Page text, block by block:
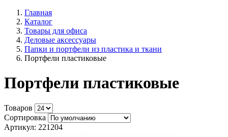
Главная
Каталог
Товары для офиса
Деловые аксессуары
Папки и портфели из пластика и ткани
Портфели пластиковые
Портфели пластиковые
Товаров
Сортировка
Артикул: 221204